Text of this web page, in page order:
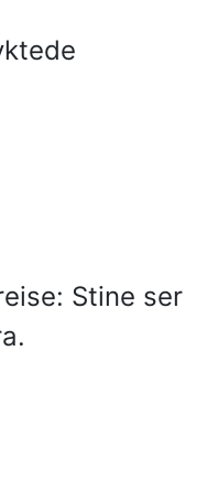
Stine ser